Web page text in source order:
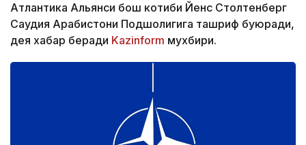
Атлантика Альянси бош котиби Йенс Столтенберг
Саудия Арабистони Подшоҳлигига ташриф буюради,
дея хабар беради Kazinform мухбири.